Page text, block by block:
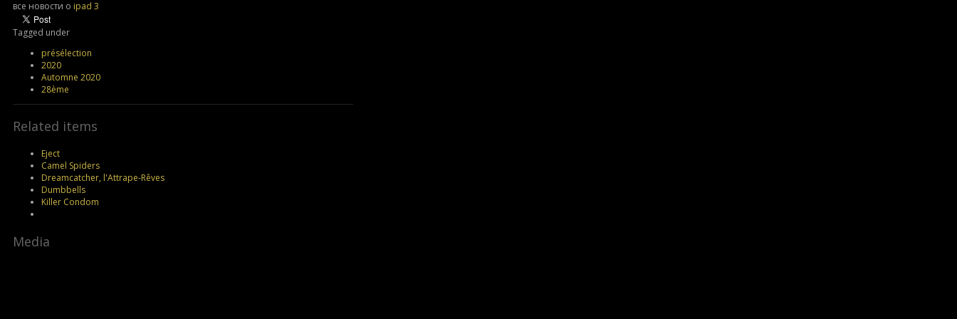
все новости о ipad 3
Tagged under
présélection
2020
Automne 2020
28ème
Related items
Eject
Camel Spiders
Dreamcatcher, l'Attrape-Rêves
Dumbbells
Killer Condom
Media